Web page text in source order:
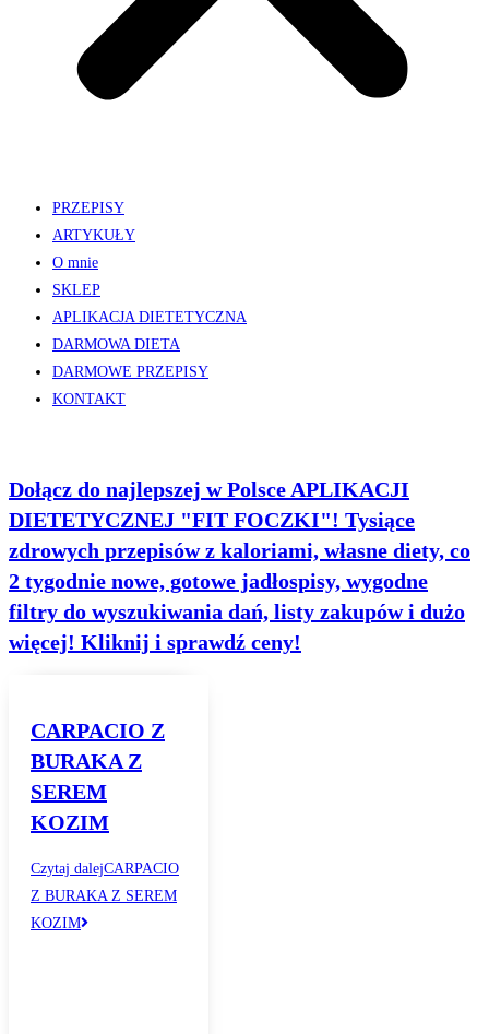
PRZEPISY
ARTYKUŁY
O mnie
SKLEP
APLIKACJA DIETETYCZNA
DARMOWA DIETA
DARMOWE PRZEPISY
KONTAKT
Dołącz do najlepszej w Polsce APLIKACJI
DIETETYCZNEJ "FIT FOCZKI"! Tysiące
zdrowych przepisów z kaloriami, własne diety, co
2 tygodnie nowe, gotowe jadłospisy, wygodne
filtry do wyszukiwania dań, listy zakupów i dużo
więcej! Kliknij i sprawdź ceny!
CARPACIO Z
BURAKA Z
SEREM
KOZIM
Czytaj dalejCARPACIO
Z BURAKA Z SEREM
KOZIM